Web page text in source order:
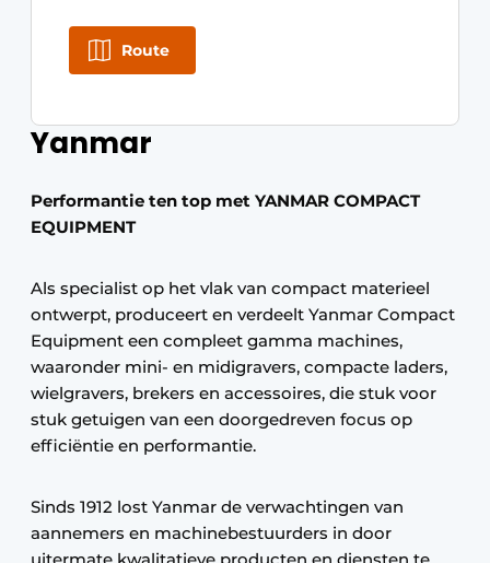
Yanmar
Performantie ten top met YANMAR COMPACT
EQUIPMENT
Als specialist op het vlak van compact materieel
ontwerpt, produceert en verdeelt Yanmar Compact
Equipment een compleet gamma machines,
waaronder mini- en midigravers, compacte laders,
wielgravers, brekers en accessoires, die stuk voor
stuk getuigen van een doorgedreven focus op
efficiëntie en performantie.
Sinds 1912 lost Yanmar de verwachtingen van
aannemers en machinebestuurders in door
Route